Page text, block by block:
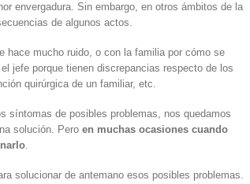
envergadura. Sin embargo, en otros ámbitos de la
de algunos actos.
hace mucho ruido, o con la familia por cómo se
jefe porque tienen discrepancias respecto de los
quirúrgica de un familiar, etc.
síntomas de posibles problemas, nos quedamos
solución. Pero en muchas ocasiones cuando
.
solucionar de antemano esos posibles problemas.